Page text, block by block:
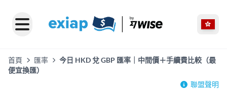
首頁 匯率
今日 HKD 兌 GBP 匯率｜中間價＋手續費比較（最
便宜換匯）
聯盟聲明